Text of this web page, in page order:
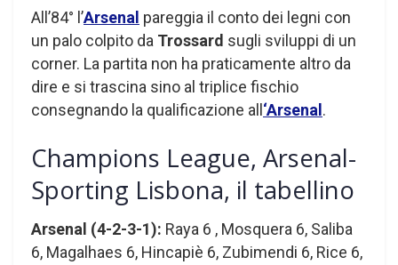
All’84° l’Arsenal pareggia il conto dei legni con
un palo colpito da Trossard sugli sviluppi di un
corner. La partita non ha praticamente altro da
dire e si trascina sino al triplice fischio
consegnando la qualificazione all ‘Arsenal .
Champions League, Arsenal-
Sporting Lisbona, il tabellino
Arsenal (4-2-3-1): Raya 6 , Mosquera 6, Saliba
6, Magalhaes 6, Hincapiè 6, Zubimendi 6, Rice 6,